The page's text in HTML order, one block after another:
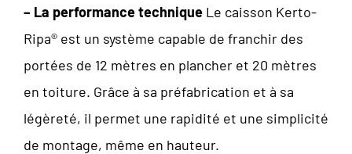
– La performance technique Le caisson Kerto-
Ripa® est un système capable de franchir des
portées de 12 mètres en plancher et 20 mètres
en toiture. Grâce à sa préfabrication et à sa
légèreté, il permet une rapidité et une simplicité
de montage, même en hauteur.